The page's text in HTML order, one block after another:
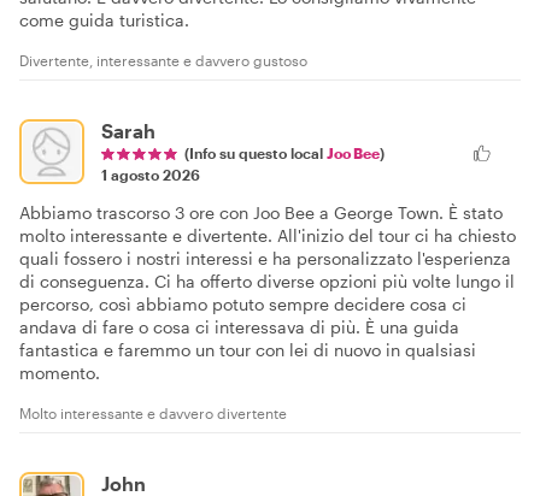
come guida turistica.
Divertente, interessante e davvero gustoso
Sarah
(Info su questo local Joo Bee)
1 agosto 2026
Abbiamo trascorso 3 ore con Joo Bee a George Town. È stato
molto interessante e divertente. All'inizio del tour ci ha chiesto
quali fossero i nostri interessi e ha personalizzato l'esperienza
di conseguenza. Ci ha offerto diverse opzioni più volte lungo il
percorso, così abbiamo potuto sempre decidere cosa ci
andava di fare o cosa ci interessava di più. È una guida
fantastica e faremmo un tour con lei di nuovo in qualsiasi
momento.
Molto interessante e davvero divertente
John